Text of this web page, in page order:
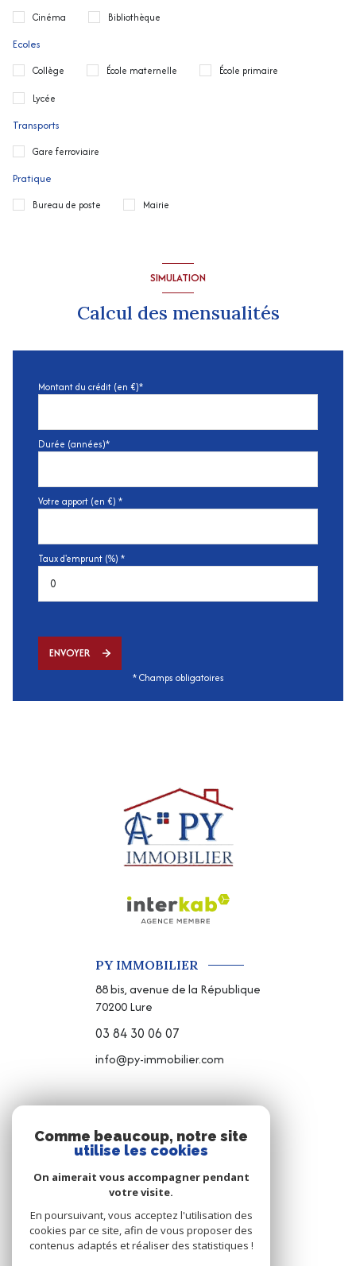
Cinéma Bibliothèque
Ecoles
Collège École maternelle École primaire
Lycée
Transports
Gare ferroviaire
Pratique
Bureau de poste Mairie
SIMULATION
Calcul des mensualités
Montant du crédit (en €)*
Durée (années)*
Votre apport (en €) *
Taux d'emprunt (%) *
ENVOYER
* Champs obligatoires
PY IMMOBILIER
88 bis, avenue de la République
70200Lure
03 84 30 06 07
info@py-immobilier.com
NOUS SUIVRE
Comme beaucoup, notre site
utilise les cookies
On aimerait vous accompagner pendant
votre visite.
En poursuivant, vous acceptez l'utilisation des
cookies par ce site, afin de vous proposer des
contenus adaptés et réaliser des statistiques !